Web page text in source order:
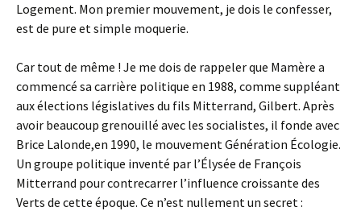
Logement. Mon premier mouvement, je dois le confesser,
est de pure et simple moquerie.
Car tout de même ! Je me dois de rappeler que Mamère a
commencé sa carrière politique en 1988, comme suppléant
aux élections législatives du fils Mitterrand, Gilbert. Après
avoir beaucoup grenouillé avec les socialistes, il fonde avec
Brice Lalonde,en 1990, le mouvement Génération Écologie.
Un groupe politique inventé par l’Élysée de François
Mitterrand pour contrecarrer l’influence croissante des
Verts de cette époque. Ce n’est nullement un secret :